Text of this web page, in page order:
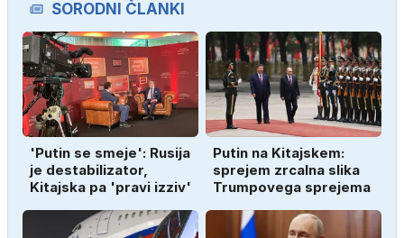
SORODNI ČLANKI
'Putin se smeje': Rusija
je destabilizator,
Kitajska pa 'pravi izziv'
Putin na Kitajskem:
sprejem zrcalna slika
Trumpovega sprejema